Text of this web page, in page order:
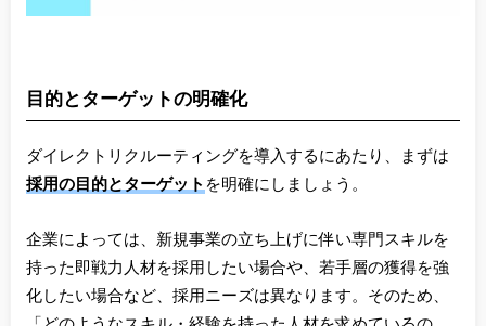
目的とターゲットの明確化
ダイレクトリクルーティングを導入するにあたり、まずは
採用の目的とターゲットを明確にしましょう。
企業によっては、新規事業の立ち上げに伴い専門スキルを
持った即戦力人材を採用したい場合や、若手層の獲得を強
化したい場合など、採用ニーズは異なります。そのため、